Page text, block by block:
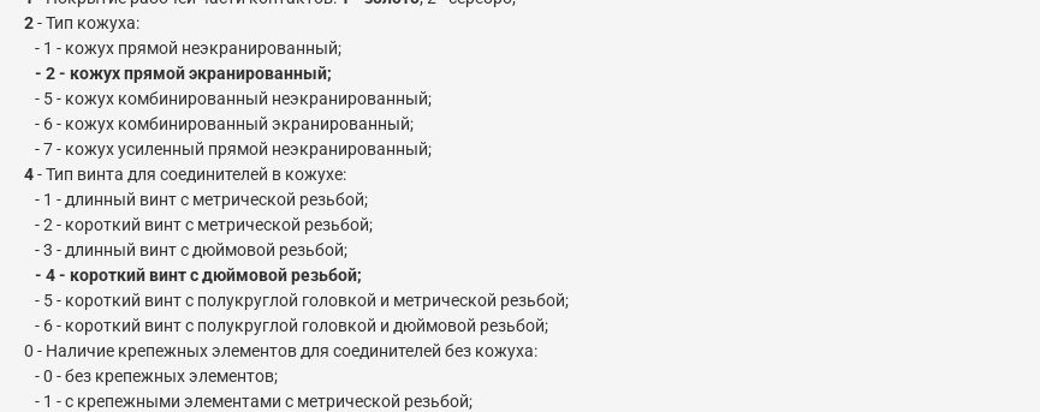
2- Тип кожуха:
- 1 - кожух прямой неэкранированный;
- 2 - кожух прямой экранированный;
- 5 - кожух комбинированный неэкранированный;
- 6 - кожух комбинированный экранированный;
- 7 - кожух усиленный прямой неэкранированный;
4- Тип винта для соединителей в кожухе:
- 1 - длинный винт с метрической резьбой;
- 2 - короткий винт с метрической резьбой;
- 3 - длинный винт с дюймовой резьбой;
- 4 - короткий винт с дюймовой резьбой;
- 5 - короткий винт с полукруглой головкой и метрической резьбой;
- 6 - короткий винт с полукруглой головкой и дюймовой резьбой;
0 - Наличие крепежных элементов для соединителей без кожуха:
- 0 - без крепежных элементов;
- 1 - с крепежными элементами с метрической резьбой;